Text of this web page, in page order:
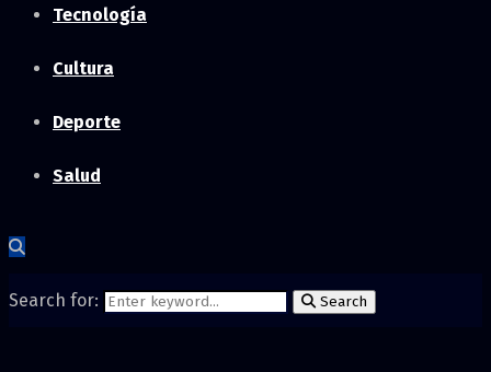
Tecnología
Cultura
Deporte
Salud
Search for: Search